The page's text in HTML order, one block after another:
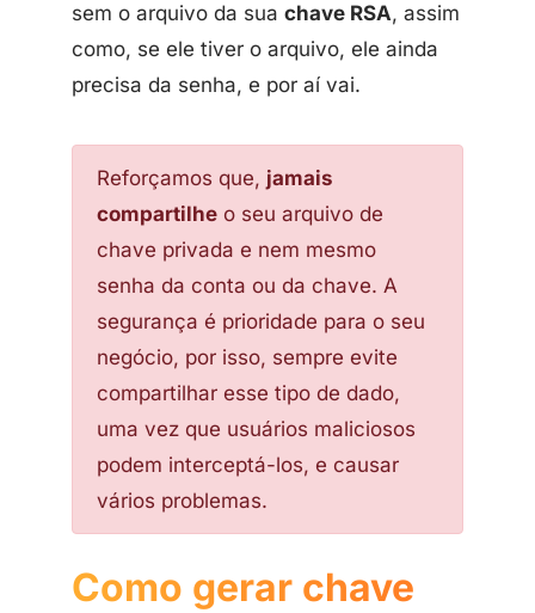
sem o arquivo da sua chave RSA, assim
como, se ele tiver o arquivo, ele ainda
precisa da senha, e por aí vai.
Reforçamos que, jamais
compartilhe o seu arquivo de
chave privada e nem mesmo
senha da conta ou da chave. A
segurança é prioridade para o seu
negócio, por isso, sempre evite
compartilhar esse tipo de dado,
uma vez que usuários maliciosos
podem interceptá-los, e causar
vários problemas.
Como gerar chave